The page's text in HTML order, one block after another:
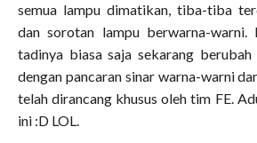
semua lampu dimatikan, tiba-tiba
dan sorotan lampu berwarna-warni.
tadinya biasa saja sekarang
dengan pancaran sinar warna-warni
telah dirancang khusus oleh tim FE.
ini :D LOL.